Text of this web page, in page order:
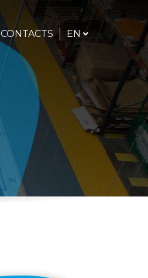
EN ENGLISH
CONTACTS